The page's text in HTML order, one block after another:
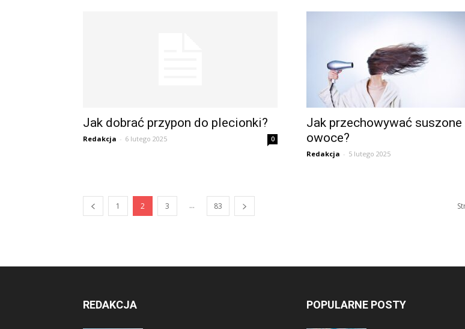
Jak dobrać przypon do plecionki?
Redakcja - 6 lutego 2025 0
Jak przechowywać suszone
owoce?
Redakcja - 5 lutego 2025
1 2 3 ... 83
REDAKCJA POPULARNE POSTY